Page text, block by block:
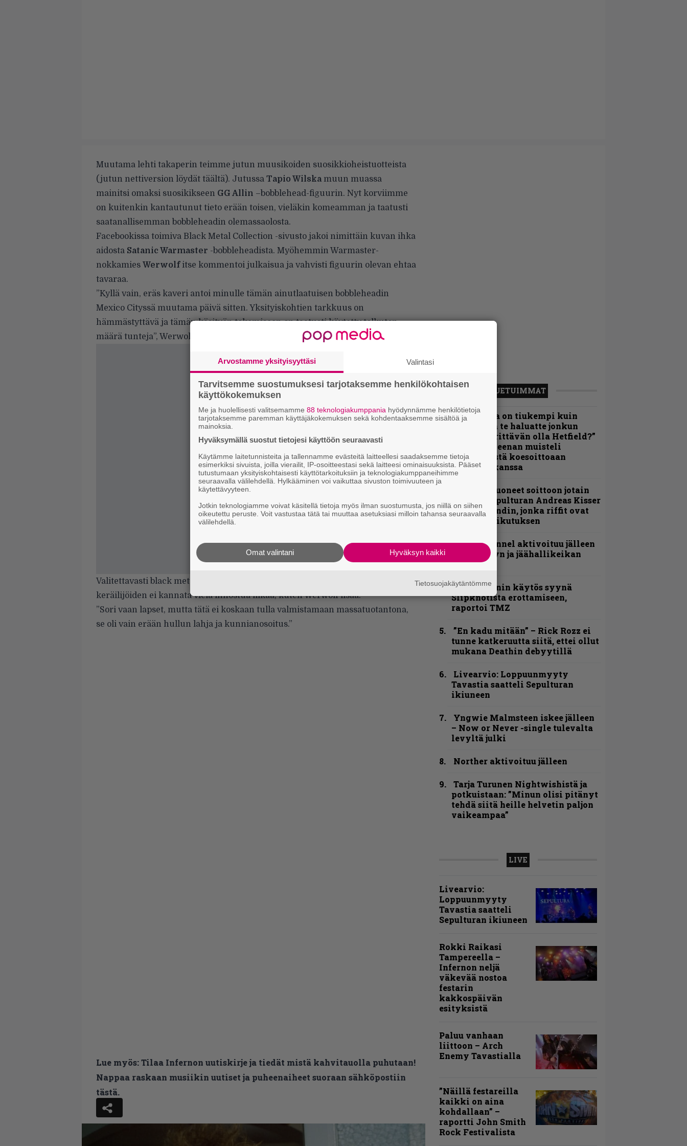
Muutama lehti takaperin teimme jutun muusikoiden suosikkioheistuotteista
(jutun nettiversion löydät täältä). Jutussa Tapio Wilskamuun muassa
mainitsi omaksi suosikikseen GG Allin –bobblehead-figuurin. Nyt korviimme
on kuitenkin kantautunut tieto erään toisen, vieläkin komeamman ja taatusti
saatanallisemman bobbleheadin olemassaolosta.
Facebookissa toimiva Black Metal Collection -sivusto jakoi nimittäin kuvan ihka
aidosta Satanic Warmaster -bobbleheadista. Myöhemmin Warmaster-
nokkamies Werwolfitse kommentoi julkaisua ja vahvisti figuurin olevan ehtaa
tavaraa.
”Kyllä vain, eräs kaveri antoi minulle tämän ainutlaatuisen bobbleheadin
Mexico Cityssä muutama päivä sitten. Yksityiskohtien tarkkuus on
hämmästyttävä ja tämän käsityön tekemiseen on taatusti käytetty tolkuton
määrä tunteja”, Werwolf kommentoi.
Valitettavasti black metal -memorabilian ja kaikenlaisen oheiskrääsän
keräilijöiden ei kannata vielä innostua liikaa, kuten Werwolf lisää:
”Sori vaan lapset, mutta tätä ei koskaan tulla valmistamaan massatuotantona,
se oli vain erään hullun lahja ja kunnianosoitus.”
Lue myös:Tilaa Infernon uutiskirje ja tiedät mistä kahvitauolla puhutaan!
Nappaa raskaan musiikin uutiset ja puheenaiheet suoraan sähköpostiin
tästä.
LUETUIMMAT
”Metallica on tiukempi kuin
koskaan ja te haluatte jonkun
nulikan yrittävän olla Hetfield?”
– Pepper Keenan muisteli
ensimmäistä koesoittoaan
hevijätin kanssa
”He ovat tuoneet soittoon jotain
uutta” – Sepulturan Andreas Kisser
nimeää bändin, jonka riffit ovat
tehneet vaikutuksen
Blind Channel aktivoituu jälleen
uuden levyn ja jäähallikeikan
merkeissä
Sid Wilsonin käytös syynä
Slipknotista erottamiseen,
raportoi TMZ
”En kadu mitään” – Rick Rozz ei
tunne katkeruutta siitä, ettei ollut
mukana Deathin debyytillä
Livearvio: Loppuunmyyty
Tavastia saatteli Sepulturan
ikiuneen
Yngwie Malmsteen iskee jälleen
– Now or Never -single tulevalta
levyltä julki
Norther aktivoituu jälleen
Tarja Turunen Nightwishistä ja
potkuistaan: ”Minun olisi pitänyt
tehdä siitä heille helvetin paljon
vaikeampaa”
LIVE
Livearvio:
Loppuunmyyty
Tavastia saatteli
Sepulturan ikiuneen
Rokki Raikasi
Tampereella –
Infernon neljä
väkevää nostoa
festarin
kakkospäivän
esityksistä
Paluu vanhaan
liittoon – Arch
Enemy Tavastialla
”Näillä festareilla
kaikki on aina
kohdallaan” –
raportti John Smith
Rock Festivalista
Arvostamme yksityisyyttäsi Valintasi
Tarvitsemme suostumuksesi tarjotaksemme henkilökohtaisen
käyttökokemuksen
Me ja huolellisesti valitsemamme 88 teknologiakumppania hyödynnämme henkilötietoja
tarjotaksemme paremman käyttäjäkokemuksen sekä kohdentaaksemme sisältöä ja
mainoksia.
Hyväksymällä suostut tietojesi käyttöön seuraavasti
Käytämme laitetunnisteita ja tallennamme evästeitä laitteellesi saadaksemme tietoja
esimerkiksi sivuista, joilla vierailit, IP-osoitteestasi sekä laitteesi ominaisuuksista. Pääset
tutustumaan yksityiskohtaisesti käyttötarkoituksiin ja teknologiakumppaneihimme
seuraavalla välilehdellä. Hylkääminen voi vaikuttaa sivuston toimivuuteen ja
käytettävyyteen.
Jotkin teknologiamme voivat käsitellä tietoja myös ilman suostumusta, jos niillä on siihen
oikeutettu peruste. Voit vastustaa tätä tai muuttaa asetuksiasi milloin tahansa seuraavalla
välilehdellä.
Hyväksyn kaikki
Omat valintani
Tietosuojakäytäntömme